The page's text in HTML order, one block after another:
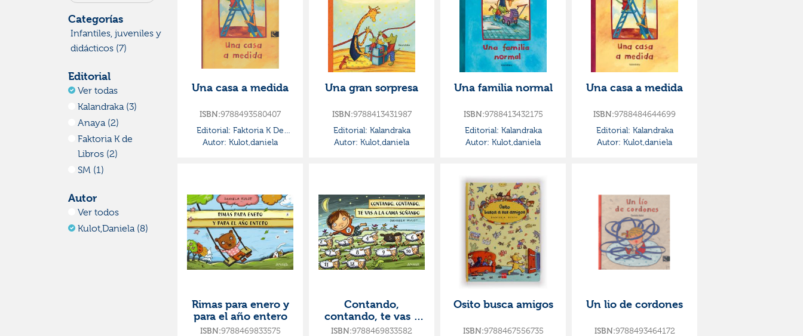
Categorías
Infantiles, juveniles y
didácticos (7)
Editorial
Ver todas
Kalandraka (3)
Anaya (2)
Faktoria K de
Libros (2)
SM (1)
Autor
Ver todos
Kulot,daniela (8)
Una casa a medida
ISBN:9788493580407
Editorial: Faktoria K De
Libros
Autor: Kulot,daniela
Una gran sorpresa
ISBN:9788413431987
Editorial: Kalandraka
Autor: Kulot,daniela
Una familia normal
ISBN:9788413432175
Editorial: Kalandraka
Autor: Kulot,daniela
Una casa a medida
ISBN:9788484644699
Editorial: Kalandraka
Autor: Kulot,daniela
Rimas para enero y
para el año entero
ISBN:9788469833575
Contando,
contando, te vas a
la cama soñando
ISBN:9788469833582
Osito busca amigos
ISBN:9788467556735
Un lio de cordones
ISBN:9788493464172